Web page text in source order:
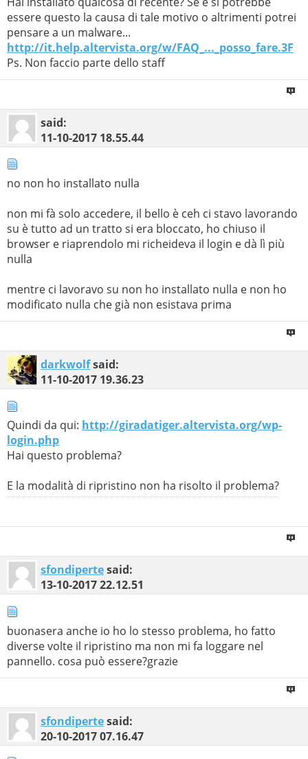
essere questo la causa di tale motivo o altrimenti potrei
pensare a un malware...
http://it.help.altervista.org/w/FAQ_..._posso_fare.3F
Ps. Non faccio parte dello staff
said:
11-10-2017 18.55.44
no non ho installato nulla
non mi fà solo accedere, il bello è ceh ci stavo lavorando
su è tutto ad un tratto si era bloccato, ho chiuso il
browser e riaprendolo mi richeideva il login e dà lì più
nulla
mentre ci lavoravo su non ho installato nulla e non ho
modificato nulla che già non esistava prima
darkwolfsaid:
11-10-2017 19.36.23
Quindi da qui: http://giradatiger.altervista.org/wp-
login.php
Hai questo problema?
E la modalità di ripristino non ha risolto il problema?
sfondipertesaid:
13-10-201722.12.51
buonasera anche io ho lo stesso problema, ho fatto
diverse volte il ripristino ma non mi fa loggare nel
pannello. cosa può essere?grazie
sfondipertesaid:
20-10-201707.16.47